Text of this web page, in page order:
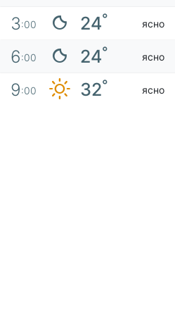
3:00 24° ясно
6:00 24° ясно
9:00 32° ясно